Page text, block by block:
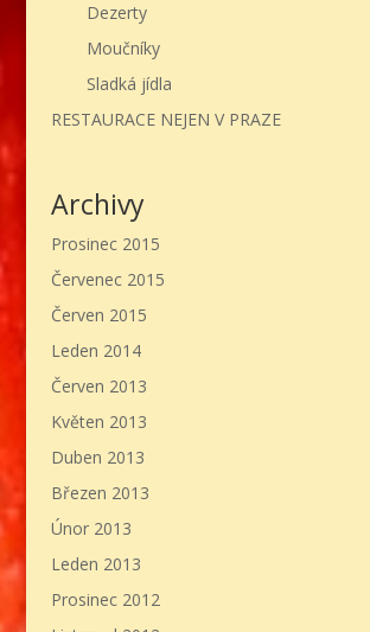
Dezerty
Moučníky
Sladká jídla
RESTAURACE NEJEN V PRAZE
Archivy
Prosinec 2015
Červenec 2015
Červen 2015
Leden 2014
Červen 2013
Květen 2013
Duben 2013
Březen 2013
Únor 2013
Leden 2013
Prosinec 2012